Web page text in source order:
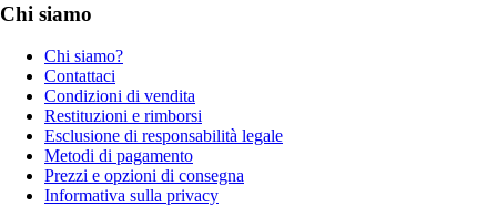
Chi siamo
Chi siamo?
Contattaci
Condizioni di vendita
Restituzioni e rimborsi
Esclusione di responsabilità legale
Metodi di pagamento
Prezzi e opzioni di consegna
Informativa sulla privacy